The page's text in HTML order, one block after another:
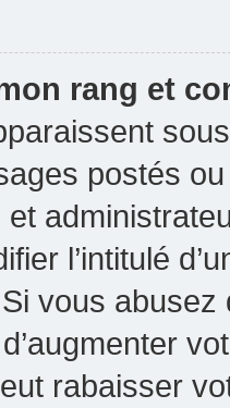
rang et
postés
l’intitulé
Si vous
rabaisser